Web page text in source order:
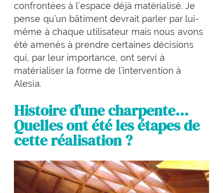
confrontées à l’espace déjà matérialisé. Je
pense qu’un bâtiment devrait parler par lui-
même à chaque utilisateur mais nous avons
été amenés à prendre certaines décisions
qui, par leur importance, ont servi à
matérialiser la forme de l’intervention à
Alesia.
Histoire d’une charpente…
Quelles ont été les étapes de
cette réalisation ?